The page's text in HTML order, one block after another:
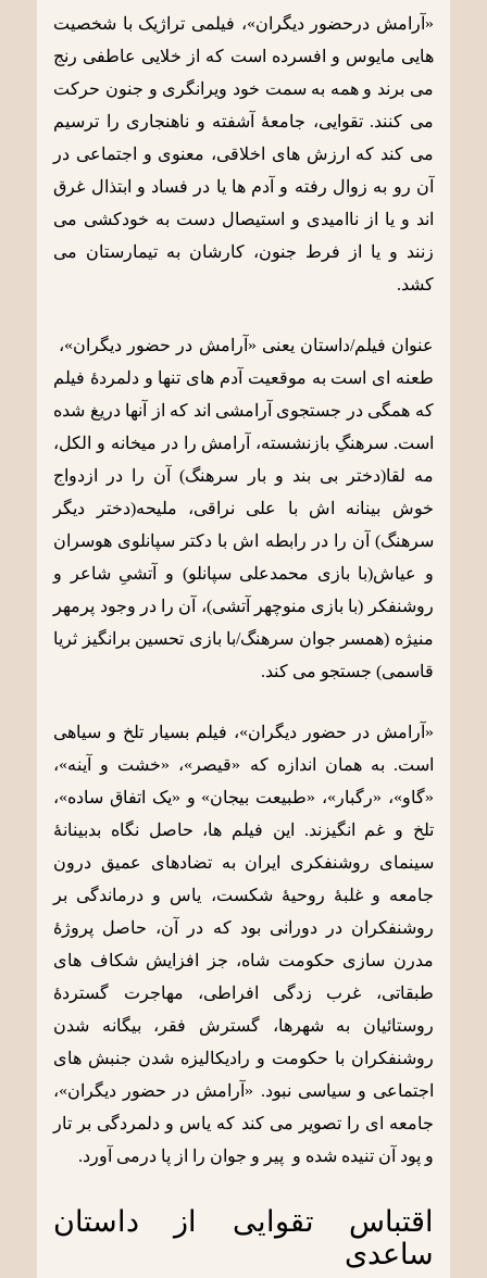
«آرامش درحضور دیگران»، فیلمی تراژیک با شخصیت
هایی مایوس و افسرده است که از خلایی عاطفی رنج
می برند و همه به سمت خود ویرانگری و جنون حرکت
می کنند. تقوایی، جامعۀ آشفته و ناهنجاری را ترسیم
می کند که ارزش های اخلاقی، معنوی و اجتماعی در
آن رو به زوال رفته و آدم ها یا در فساد و ابتذال غرق
اند و یا از ناامیدی و استیصال دست به خودکشی می
زنند و یا از فرط جنون، کارشان به تیمارستان می
کشد.
عنوان فیلم/داستان یعنی «آرامش در حضور دیگران»،
طعنه ای است به موقعیت آدم های تنها و دلمردۀ فیلم
که همگی در جستجوی آرامشی اند که از آنها دریغ شده
است. سرهنگِ بازنشسته، آرامش را در میخانه و الکل،
مه لقا(دختر بی بند و بار سرهنگ) آن را در ازدواج
خوش بینانه اش با علی نراقی، ملیحه(دختر دیگر
سرهنگ) آن را در رابطه اش با دکتر سپانلوی هوسران
و عیاش(با بازی محمدعلی سپانلو) و آتشیِ شاعر و
روشنفکر (با بازی منوچهر آتشی)، آن را در وجود پرمهر
منیژه (همسر جوان سرهنگ/با بازی تحسین برانگیز ثریا
قاسمی) جستجو می کند.
«آرامش در حضور دیگران»، فیلم بسیار تلخ و سیاهی
است. به همان اندازه که «قیصر»، «خشت و آینه»،
«گاو»، «رگبار»، «طبیعت بیجان» و «یک اتفاق ساده»،
تلخ و غم انگیزند. این فیلم ها، حاصل نگاه بدبینانۀ
سینمای روشنفکری ایران به تضادهای عمیق درون
جامعه و غلبۀ روحیۀ شکست، یاس و درماندگی بر
روشنفکران در دورانی بود که در آن، حاصل پروژۀ
مدرن سازی حکومت شاه، جز افزایش شکاف های
طبقاتی، غرب زدگی افراطی، مهاجرت گستردۀ
روستائیان به شهرها، گسترش فقر، بیگانه شدن
روشنفکران با حکومت و رادیکالیزه شدن جنبش های
اجتماعی و سیاسی نبود. «آرامش در حضور دیگران»،
جامعه ای را تصویر می کند که یاس و دلمردگی بر تار
و پود آن تنیده شده و پیر و جوان را از پا درمی آورد.
اقتباس تقوایی از داستان
ساعدی